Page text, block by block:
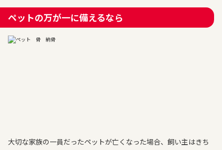
ペットの万が一に備えるなら
大切な家族の一員だったペットが亡くなった場合、飼い主はきち